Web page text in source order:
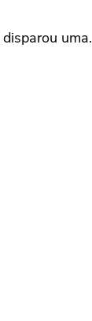
disparou uma.